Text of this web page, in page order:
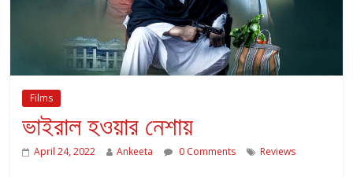
Films
ভাইরাল হওয়ার নেশায়
April 24, 2022 Ankeeta 0 Comments Reviews